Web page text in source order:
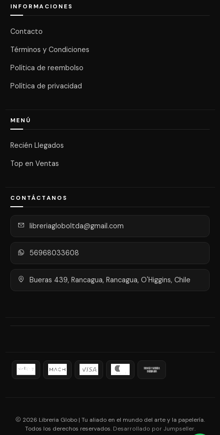
INFORMACIONES
Contacto
Términos y Condiciones
Política de reembolso
Política de privacidad
MENÚ
Recién Llegados
Top en Ventas
CONTÁCTANOS
libreriagloboltda@gmail.com
56968033608
Bueras 439, Rancagua, Rancagua, O'Higgins, Chile
2026 Libreria Globo | Tu aliado en el mundo del arte y la papelería.
Todos los derechos reservados. Desarrollado por Jumpseller.